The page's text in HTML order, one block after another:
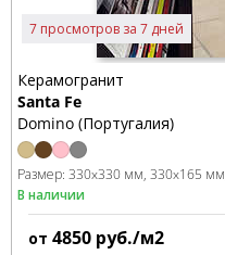
7 просмотров за 7 дней
Керамогранит
Santa Fe
Domino (Португалия)
Размер: 330x330 мм 330x165 мм
В наличии
от 4850 руб./м2